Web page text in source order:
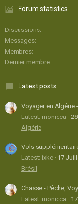
Forum statistics
Discussions
Messages
Membres
Dernier membre
Latest posts
Voyager en Algérie
Latest: monicca
Algérie
Vols
Latest: ixke
17
Brésil
Chasse - Pêche,
Latest: monicca